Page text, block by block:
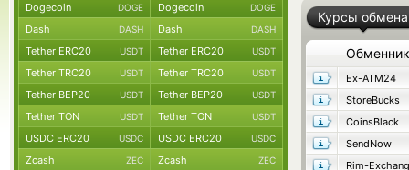
Курсы обмена
Обменник
Ex-ATM24
StoreBucks
CoinsBlack
SendNow
Rim-
Dogecoin DOGE Dogecoin DOGE
Dash DASH Dash DASH
Tether ERC20 USDT Tether ERC20 USDT
Tether TRC20 USDT Tether TRC20 USDT
Tether BEP20 USDT Tether BEP20 USDT
Tether TON USDT Tether TON USDT
USDC ERC20 USDC USDC ERC20 USDC
Zcash ZEC Zcash ZEC